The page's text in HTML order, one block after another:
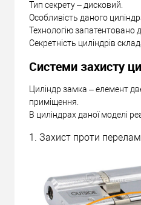
Тип секрету – дисковий.
Особливість даного
Технологію запатентовано
Секретність циліндрів
Системи захисту
Циліндр замка – елемент
приміщення.
В циліндрах даної моделі
1. Захист проти